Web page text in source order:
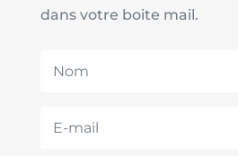
dans votre boite mail.